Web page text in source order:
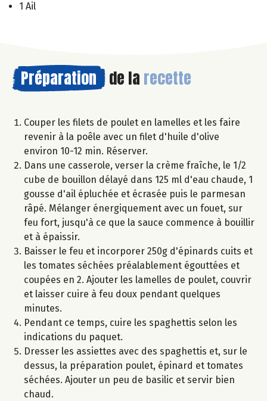
1 Ail
Préparation de la recette
Couper les filets de poulet en lamelles et les faire
revenir à la poêle avec un filet d'huile d'olive
environ 10-12 min. Réserver.
Dans une casserole, verser la crème fraîche, le 1/2
cube de bouillon délayé dans 125 ml d'eau chaude, 1
gousse d'ail épluchée et écrasée puis le parmesan
râpé. Mélanger énergiquement avec un fouet, sur
feu fort, jusqu'à ce que la sauce commence à bouillir
et à épaissir.
Baisser le feu et incorporer 250g d'épinards cuits et
les tomates séchées préalablement égouttées et
coupées en 2. Ajouter les lamelles de poulet, couvrir
et laisser cuire à feu doux pendant quelques
minutes.
Pendant ce temps, cuire les spaghettis selon les
indications du paquet.
Dresser les assiettes avec des spaghettis et, sur le
dessus, la préparation poulet, épinard et tomates
séchées. Ajouter un peu de basilic et servir bien
chaud.